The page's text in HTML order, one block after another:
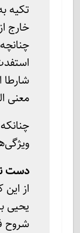
تکیه
خارج
شارطا
معنی
دست
از
یحیی
شروح